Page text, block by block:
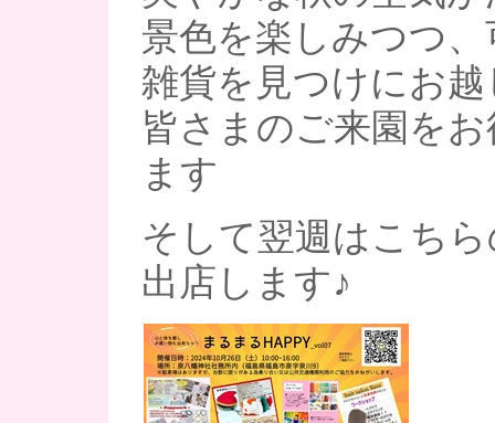
景色を楽しみつつ
雑貨を見つけにお
皆さまのご来園を
ます
そして翌週はこち
出店します♪